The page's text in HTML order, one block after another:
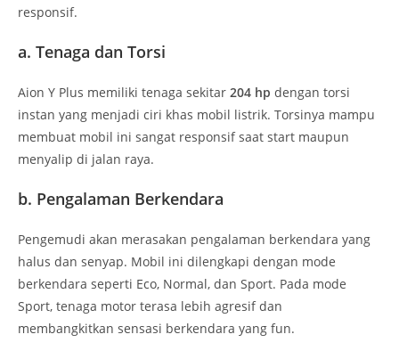
responsif.
a. Tenaga dan Torsi
Aion Y Plus memiliki tenaga sekitar 204 hp dengan torsi
instan yang menjadi ciri khas mobil listrik. Torsinya mampu
membuat mobil ini sangat responsif saat start maupun
menyalip di jalan raya.
b. Pengalaman Berkendara
Pengemudi akan merasakan pengalaman berkendara yang
halus dan senyap. Mobil ini dilengkapi dengan mode
berkendara seperti Eco, Normal, dan Sport. Pada mode
Sport, tenaga motor terasa lebih agresif dan
membangkitkan sensasi berkendara yang fun.